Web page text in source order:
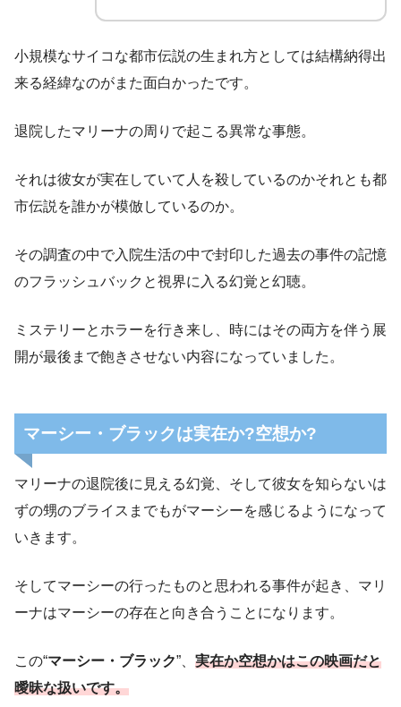
小規模なサイコな都市伝説の生まれ方としては結構納得出
来る経緯なのがまた面白かったです。
退院したマリーナの周りで起こる異常な事態。
それは彼女が実在していて人を殺しているのかそれとも都
市伝説を誰かが模倣しているのか。
その調査の中で入院生活の中で封印した過去の事件の記憶
のフラッシュバックと視界に入る幻覚と幻聴。
ミステリーとホラーを行き来し、時にはその両方を伴う展
開が最後まで飽きさせない内容になっていました。
マーシー・ブラックは実在か?空想か?
マリーナの退院後に見える幻覚、そして彼女を知らないは
ずの甥のブライスまでもがマーシーを感じるようになって
いきます。
そしてマーシーの行ったものと思われる事件が起き、マリ
ーナはマーシーの存在と向き合うことになります。
この“マーシー・ブラック”、 実在か空想かはこの映画だと
曖昧な扱いです。